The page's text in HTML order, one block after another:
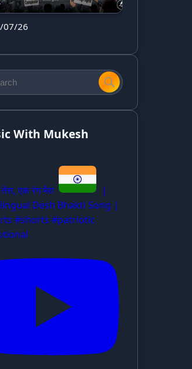
07/26
With Mukesh
एक रंग मेरा
|
Desh Bhakti Song |
#shorts #patriotic